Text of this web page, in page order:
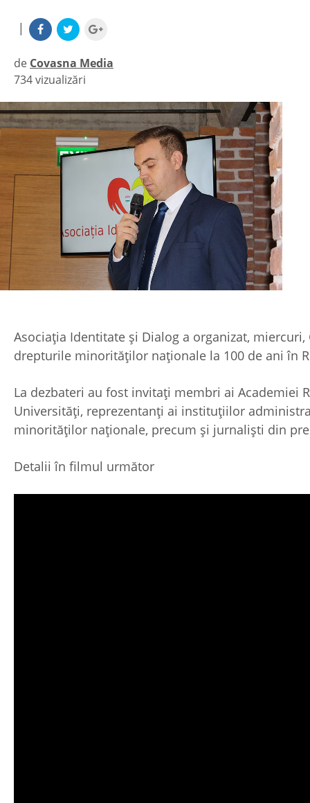
|
de Covasna Media
|
734 vizualizări
Asociația Identitate și Dialog a organizat,
drepturile minorităților naționale la 100 de ani în
La dezbateri au fost invitați membri ai Academiei
Universități, reprezentanți ai instituțiilor
minorităților naționale, precum și jurnaliști din
Detalii în filmul următor